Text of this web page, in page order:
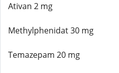
Ativan 2 mg
Methylphenidat 30 mg
Temazepam 20 mg